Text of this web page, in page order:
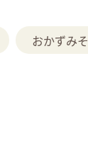
おかずみそ